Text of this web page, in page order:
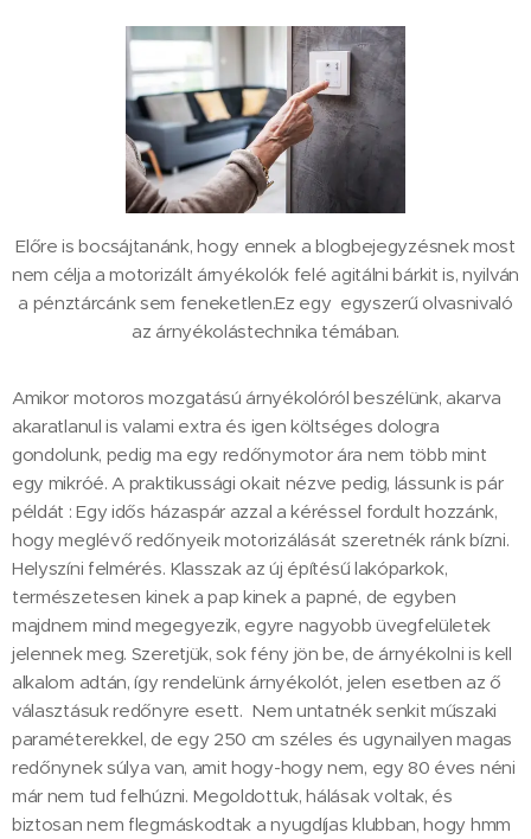
Előre is bocsájtanánk, hogy ennek a blogbejegyzésnek most
nem célja a motorizált árnyékolók felé agitálni bárkit is, nyilván
a pénztárcánk sem feneketlen.Ez egy egyszerű olvasnivaló
az árnyékolástechnika témában.
Amikor motoros mozgatású árnyékolóról beszélünk, akarva
akaratlanul is valami extra és igen költséges dologra
gondolunk, pedig ma egy redőnymotor ára nem több mint
egy mikróé. A praktikussági okait nézve pedig, lássunk is pár
példát : Egy idős házaspár azzal a kéréssel fordult hozzánk,
hogy meglévő redőnyeik motorizálását szeretnék ránk bízni.
Helyszíni felmérés. Klasszak az új építésű lakóparkok,
természetesen kinek a pap kinek a papné, de egyben
majdnem mind megegyezik, egyre nagyobb üvegfelületek
jelennek meg. Szeretjük, sok fény jön be, de árnyékolni is kell
alkalom adtán, így rendelünk árnyékolót, jelen esetben az ő
választásuk redőnyre esett. Nem untatnék senkit műszaki
paraméterekkel, de egy 250 cm széles és ugynailyen magas
redőnynek súlya van, amit hogy-hogy nem, egy 80 éves néni
már nem tud felhúzni. Megoldottuk, hálásak voltak, és
biztosan nem flegmáskodtak a nyugdíjas klubban, hogy hmm